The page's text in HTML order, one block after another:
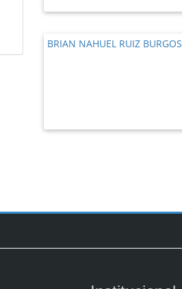
BRIAN NAHUEL RUIZ BURGOS